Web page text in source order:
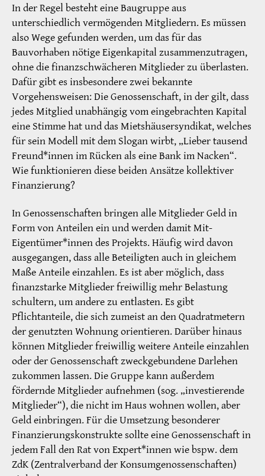
In der Regel besteht eine Baugruppe aus
unterschiedlich vermögenden Mitgliedern. Es müssen
also Wege gefunden werden, um das für das
Bauvorhaben nötige Eigenkapital zusammenzutragen,
ohne die finanzschwächeren Mitglieder zu überlasten.
Dafür gibt es insbesondere zwei bekannte
Vorgehensweisen: Die Genossenschaft, in der gilt, dass
jedes Mitglied unabhängig vom eingebrachten Kapital
eine Stimme hat und das Mietshäusersyndikat, welches
für sein Modell mit dem Slogan wirbt, „Lieber tausend
Freund*innen im Rücken als eine Bank im Nacken“.
Wie funktionieren diese beiden Ansätze kollektiver
Finanzierung?
In Genossenschaften bringen alle Mitglieder Geld in
Form von Anteilen ein und werden damit Mit-
Eigentümer*innen des Projekts. Häufig wird davon
ausgegangen, dass alle Beteiligten auch in gleichem
Maße Anteile einzahlen. Es ist aber möglich, dass
finanzstarke Mitglieder freiwillig mehr Belastung
schultern, um andere zu entlasten. Es gibt
Pflichtanteile, die sich zumeist an den Quadratmetern
der genutzten Wohnung orientieren. Darüber hinaus
können Mitglieder freiwillig weitere Anteile einzahlen
oder der Genossenschaft zweckgebundene Darlehen
zukommen lassen. Die Gruppe kann außerdem
fördernde Mitglieder aufnehmen (sog. „investierende
Mitglieder“), die nicht im Haus wohnen wollen, aber
Geld einbringen. Für die Umsetzung besonderer
Finanzierungskonstrukte sollte eine Genossenschaft in
jedem Fall den Rat von Expert*innen wie bspw. dem
ZdK (Zentralverband der Konsumgenossenschaften)